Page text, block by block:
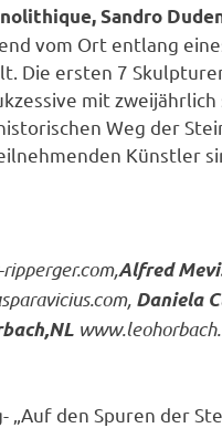
Sandro
vom Ort entlang
Die ersten 7
mit
Weg der
Künstler
Alfred
Daniela
den Spuren der